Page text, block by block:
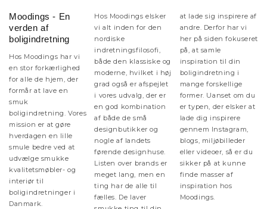
Moodings - En
verden af
boligindretning
Hos Moodings har vi
en stor forkærlighed
for alle de hjem, der
formår at lave en
smuk
boligindretning. Vores
mission er at gøre
hverdagen en lille
smule bedre ved at
udvælge smukke
kvalitetsmøbler- og
interiør til
boligindretninger i
Danmark.
Hos Moodings elsker
vi alt inden for den
nordiske
indretningsfilosofi,
både den klassiske og
moderne, hvilket i høj
grad også er afspejlet
i vores udvalg, der er
en god kombination
af både de små
designbutikker og
nogle af landets
førende designhuse.
Listen over brands er
meget lang, men en
ting har de alle til
fælles. De laver
at lade sig inspirere af
andre. Derfor har vi
her på siden fokuseret
på, at samle
inspiration til din
boligindretning i
mange forskellige
former. Uanset om du
er typen, der elsker at
lade dig inspirere
gennem Instagram,
blogs, miljøbilleder
eller videoer, så er du
sikker på at kunne
finde masser af
inspiration hos
Moodings.